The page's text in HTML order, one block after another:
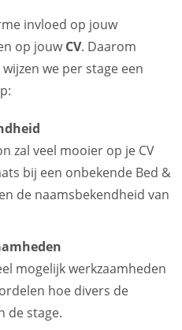
invloed op jouw
op jouwCV. Daarom
we per stage een
zal veel mooier op je CV
bij een onbekende Bed &
de naamsbekendheid van
mogelijk werkzaamheden
hoe divers de
de stage.